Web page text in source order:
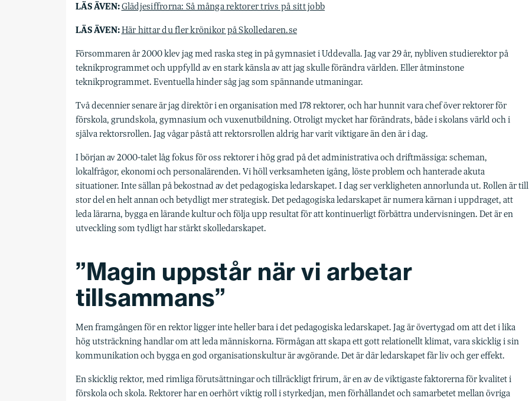
LÄS ÄVEN:Glädjesiffrorna: Så många rektorer trivs på sitt jobb
LÄS ÄVEN:Här hittar du fler krönikor på Skolledaren.se
Försommaren år 2000 klev jag med raska steg in på gymnasiet i Uddevalla. Jag var 29 år, nybliven studierektor på
teknikprogrammet och uppfylld av en stark känsla av att jag skulle förändra världen. Eller åtminstone
teknikprogrammet. Eventuella hinder såg jag som spännande utmaningar.
Två decennier senare är jag direktör i en organisation med 178 rektorer, och har hunnit vara chef över rektorer för
förskola, grundskola, gymnasium och vuxenutbildning. Otroligt mycket har förändrats, både i skolans värld och i
själva rektorsrollen. Jag vågar påstå att rektorsrollen aldrig har varit viktigare än den är i dag.
I början av 2000-talet låg fokus för oss rektorer i hög grad på det administrativa och driftmässiga: scheman,
lokalfrågor, ekonomi och personal­ärenden. Vi höll verksamheten igång, löste problem och hanterade akuta
situationer. Inte sällan på bekostnad av det pedagogiska ledarskapet. I dag ser verkligheten annorlunda ut. Rollen är till
stor del en helt annan och betydligt mer strategisk. Det pedagogiska ledarskapet är numera kärnan i uppdraget, att
leda lärarna, bygga en lärande kultur och följa upp resultat för att kontinuerligt förbättra undervisningen. Det är en
utveckling som tydligt har stärkt skolledarskapet.
”Magin uppstår när vi arbetar
tillsammans”
Men framgången för en rektor ligger inte heller bara i det pedagogiska ledarskapet. Jag är övertygad om att det i lika
hög utsträckning handlar om att leda människorna. Förmågan att skapa ett gott relationellt klimat, vara skicklig i sin
kommunikation och bygga en god organisationskultur är avgörande. Det är där ledarskapet får liv och ger effekt.
En skicklig rektor, med rimliga förutsättningar och tillräckligt frirum, är en av de viktigaste faktorerna för kvalitet i
förskola och skola. Rektorer har en oerhört viktig roll i styrkedjan, men förhållandet och samarbetet mellan övriga